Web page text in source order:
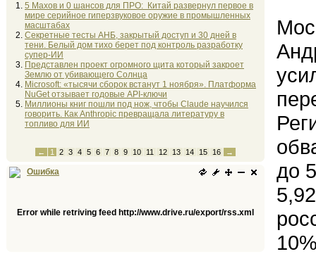
5 Махов и 0 шансов для ПРО: Китай развернул первое в
мире серийное гиперзвуковое оружие в промышленных
масштабах
Секретные тесты АНБ, закрытый доступ и 30 дней в
тени. Белый дом тихо берет под контроль разработку
супер-ИИ
Представлен проект огромного щита который закроет
Землю от убивающего Солнца
Microsoft: «тысячи сборок встанут 1 ноября». Платформа
NuGet отзывает годовые API-ключи
Миллионы книг пошли под нож, чтобы Claude научился
говорить. Как Anthropic превращала литературу в
топливо для ИИ
← 1 2 3 4 5 6 7 8 9 10 11 12 13 14 15 16 →
Ошибка
Error while retriving feed http://www.drive.ru/export/rss.xml
до